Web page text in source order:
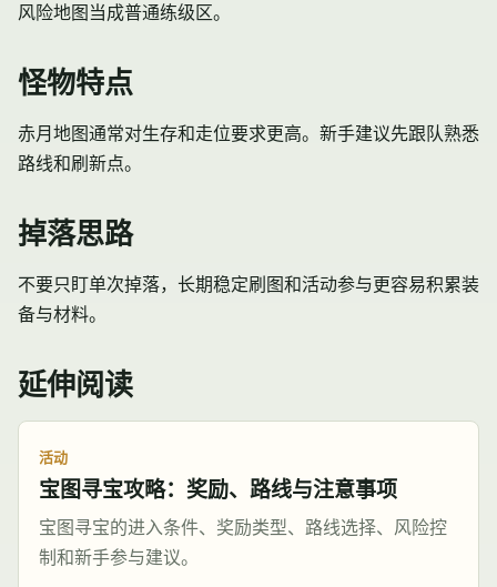
风险地图当成普通练级区。
怪物特点
赤月地图通常对生存和走位要求更高。新手建议先跟队熟悉
路线和刷新点。
掉落思路
不要只盯单次掉落，长期稳定刷图和活动参与更容易积累装
备与材料。
延伸阅读
活动
宝图寻宝攻略：奖励、路线与注意事项
宝图寻宝的进入条件、奖励类型、路线选择、风险控
制和新手参与建议。